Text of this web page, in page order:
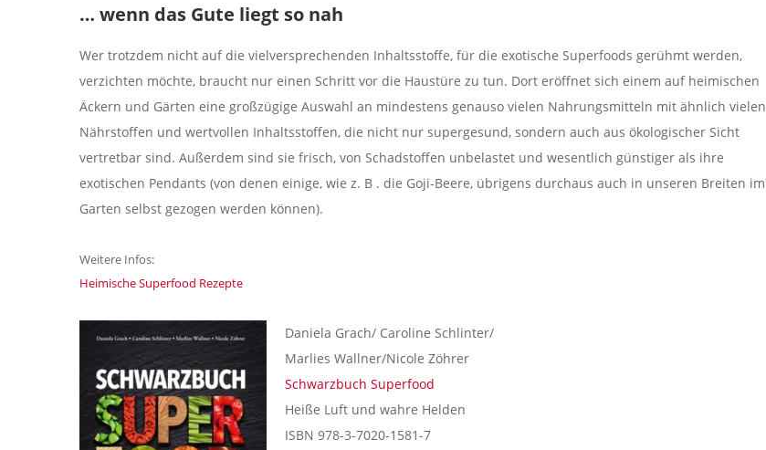
… wenn das Gute liegt so nah
Wer trotzdem nicht auf die vielversprechenden Inhaltsstoffe, für die exotische Superfoods gerühmt werden,
verzichten möchte, braucht nur einen Schritt vor die Haustüre zu tun. Dort eröffnet sich einem auf heimischen
Äckern und Gärten eine großzügige Auswahl an mindestens genauso vielen Nahrungsmitteln mit ähnlich vielen
Nährstoffen und wertvollen Inhaltsstoffen, die nicht nur supergesund, sondern auch aus ökologischer Sicht
vertretbar sind. Außerdem sind sie frisch, von Schadstoffen unbelastet und wesentlich günstiger als ihre
exotischen Pendants (von denen einige, wie z. B . die Goji-Beere, übrigens durchaus auch in unseren Breiten im
Garten selbst gezogen werden können).
Weitere Infos:
Heimische Superfood Rezepte
Daniela Grach/ Caroline Schlinter/
Marlies Wallner/Nicole Zöhrer
Schwarzbuch Superfood
Heiße Luft und wahre Helden
ISBN 978-3-7020-1581-7